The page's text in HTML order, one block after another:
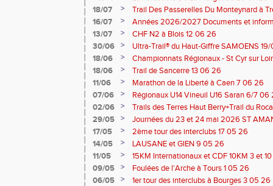
18/07
>
Trail Des Passerelles Du Monteynard à
16/07
>
Années 2026/2027 Documents et
13/07
>
CHF N2 à Blois 12 06 26
30/06
>
Ultra-Trail® du Haut-Giffre SAMOENS
18/06
>
Championnats Régionaux - St Cyr sur
Saran 13/14 06 26
18/06 >
Trail de Sancerre 13 06 26
11/06
>
Marathon de la Liberté à Caen 7 06 26
07/06
>
Régionaux U14 Vineuil U16 Saran 6/7 06
02/06
>
Trails des Terres Haut Berry+Trail du
du Berry 30/31 05 2026
29/05 >
Journées du 23 et 24 mai 2026 ST
17/05
>
2ème tour des interclubs 17 05 26
14/05
>
LAUSANE et GIEN 9 05 26
11/05
>
15KM Internationaux et CDF 10KM 3 et
09/05
>
Foulées de l'Arche à Tours 1 05 26
06/05
>
1er tour des interclubs à Bourges 3 05 26